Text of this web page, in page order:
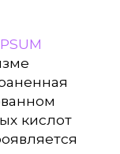
кислот